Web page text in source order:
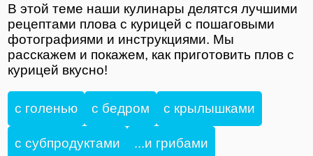
В этой теме наши кулинары делятся лучшими
рецептами плова с курицей с пошаговыми
фотографиями и инструкциями. Мы
расскажем и покажем, как приготовить плов с
курицей вкусно!
с голенью с бедром с крылышками
с субпродуктами ...и грибами